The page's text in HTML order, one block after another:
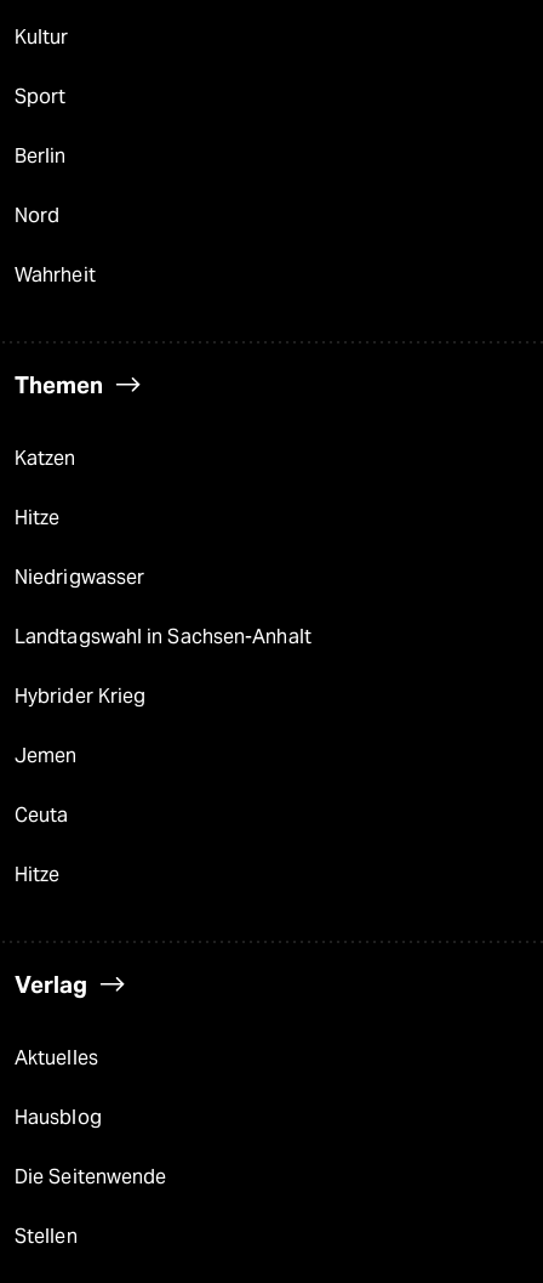
Kultur
Sport
Berlin
Nord
Wahrheit
Themen
Katzen
Hitze
Niedrigwasser
Landtagswahl in Sachsen-Anhalt
Hybrider Krieg
Jemen
Ceuta
Hitze
Verlag
Aktuelles
Hausblog
Die Seitenwende
Stellen